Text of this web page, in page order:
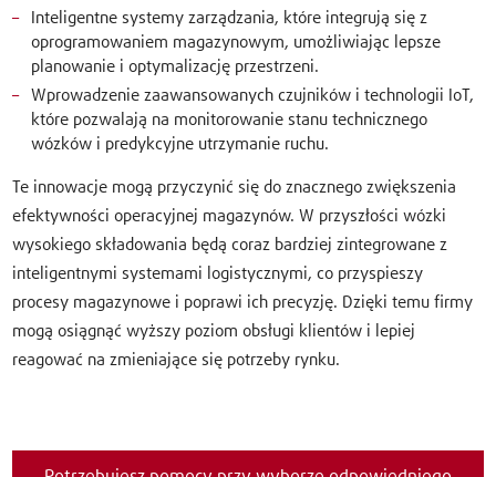
Inteligentne systemy zarządzania, które integrują się z
oprogramowaniem magazynowym, umożliwiając lepsze
planowanie i optymalizację przestrzeni.
Wprowadzenie zaawansowanych czujników i technologii IoT,
które pozwalają na monitorowanie stanu technicznego
wózków i predykcyjne utrzymanie ruchu.
Te innowacje mogą przyczynić się do znacznego zwiększenia
efektywności operacyjnej magazynów. W przyszłości wózki
wysokiego składowania będą coraz bardziej zintegrowane z
inteligentnymi systemami logistycznymi, co przyspieszy
procesy magazynowe i poprawi ich precyzję. Dzięki temu firmy
mogą osiągnąć wyższy poziom obsługi klientów i lepiej
reagować na zmieniające się potrzeby rynku.